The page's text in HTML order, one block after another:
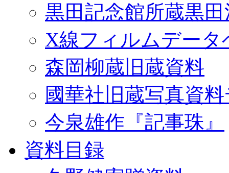
黒田記念館所蔵黒
X線フィルムデータ
森岡柳蔵旧蔵資料
國華社旧蔵写真資
今泉雄作『記事珠』
資料目録